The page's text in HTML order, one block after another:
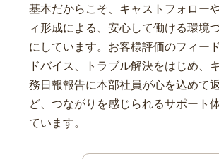
基本だからこそ、キャストフォロー
ィ形成による、安心して働ける環境
にしています。お客様評価のフィー
ドバイス、トラブル解決をはじめ、
務日報報告に本部社員が心を込めて
ど、つながりを感じられるサポート
ています。